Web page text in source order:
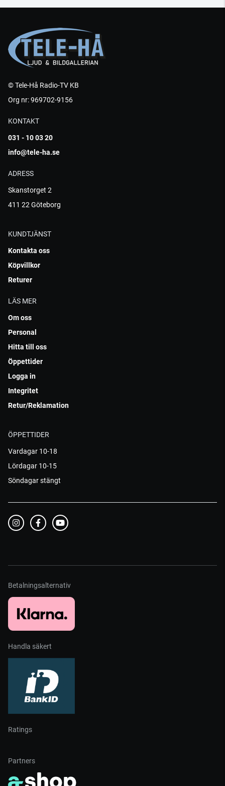
© Tele-Hå Radio-TV KB
Org nr: 969702-9156
KONTAKT
031 - 10 03 20
info@tele-ha.se
ADRESS
Skanstorget 2
411 22 Göteborg
KUNDTJÄNST
Kontakta oss
Köpvillkor
Returer
LÄS MER
Om oss
Personal
Hitta till oss
Öppettider
Logga in
Integritet
Retur/Reklamation
ÖPPETTIDER
Vardagar 10-18
Lördagar 10-15
Söndagar stängt
Betalningsalternativ
Handla säkert
Ratings
Partners